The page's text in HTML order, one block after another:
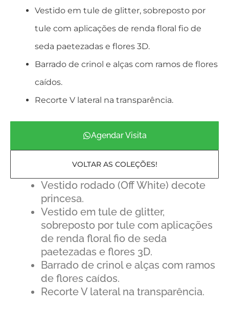
Vestido em tule de glitter, sobreposto por
tule com aplicações de renda floral fio de
seda paetezadas e flores 3D.
Barrado de crinol e alças com ramos de flores
caídos.
Recorte V lateral na transparência.
Agendar Visita
VOLTAR AS COLEÇÕES!
Vestido rodado (Off White) decote
princesa.
Vestido em tule de glitter,
sobreposto por tule com aplicações
de renda floral fio de seda
paetezadas e flores 3D.
Barrado de crinol e alças com ramos
de flores caídos.
Recorte V lateral na transparência.